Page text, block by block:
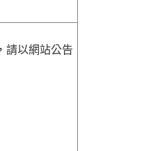
請以網站公告